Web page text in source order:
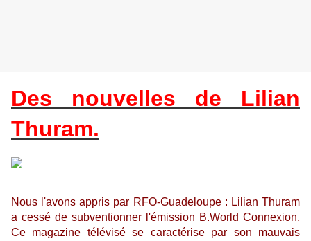
Des nouvelles de Lilian
Thuram.
Nous l'avons appris par RFO-Guadeloupe : Lilian Thuram
a cessé de subventionner l'émission B.World Connexion.
Ce magazine télévisé se caractérise par son mauvais